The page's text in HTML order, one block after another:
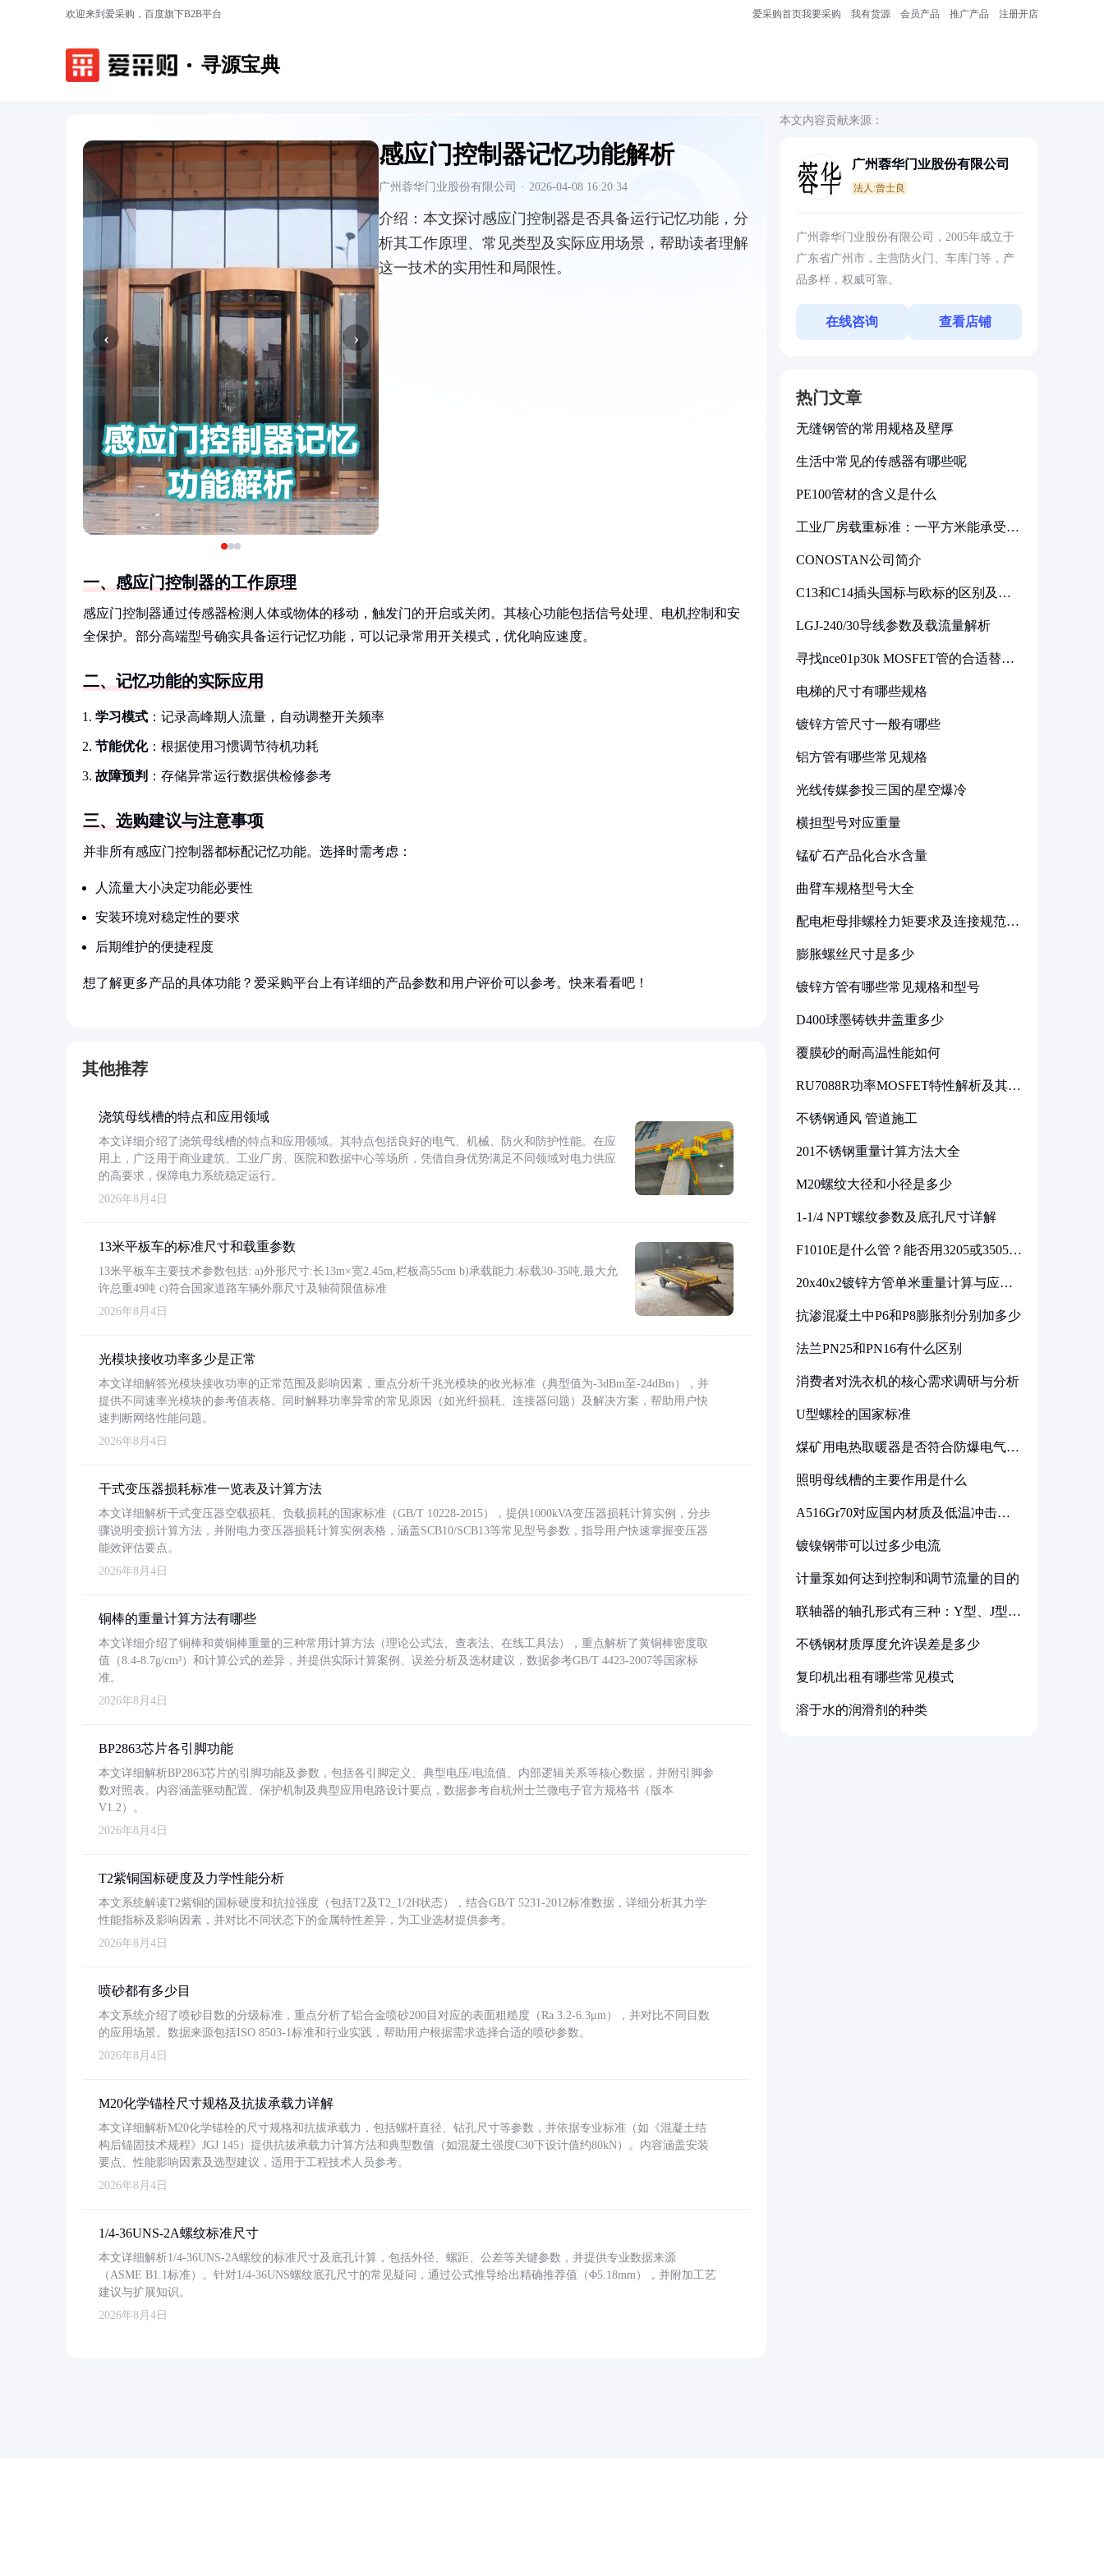
欢迎来到爱采购，百度旗下B2B平台 爱采购首页我要采购 我有货源 会员产品 推广产品 注册开店
寻源宝典
‹ ›
感应门控制器记忆功能解析
广州蓉华门业股份有限公司 · 2026-04-08 16:20:34
介绍： 本文探讨感应门控制器是否具备运行记忆功能，分
析其工作原理、常见类型及实际应用场景，帮助读者理解
这一技术的实用性和局限性。
一、感应门控制器的工作原理
感应门控制器通过传感器检测人体或物体的移动，触发门的开启或关闭。其核心功能包括信号处理、电机控制和安
全保护。部分高端型号确实具备运行记忆功能，可以记录常用开关模式，优化响应速度。
二、记忆功能的实际应用
学习模式 ：记录高峰期人流量，自动调整开关频率
节能优化：根据使用习惯调节待机功耗
故障预判 ：存储异常运行数据供检修参考
三、选购建议与注意事项
并非所有感应门控制器都标配记忆功能。选择时需考虑：
人流量大小决定功能必要性
安装环境对稳定性的要求
后期维护的便捷程度
想了解更多产品的具体功能？爱采购平台上有详细的产品参数和用户评价可以参考。快来看看吧！
其他推荐
浇筑母线槽的特点和应用领域
本文详细介绍了浇筑母线槽的特点和应用领域。其特点包括良好的电气、机械、防火和防护性能。在应
用上，广泛用于商业建筑、工业厂房、医院和数据中心等场所，凭借自身优势满足不同领域对电力供应
的高要求，保障电力系统稳定运行。
2026年8月4日
13米平板车的标准尺寸和载重参数
13米平板车主要技术参数包括: a)外形尺寸:长13m×宽2.45m,栏板高55cm b)承载能力:标载30-35吨,最大允
许总重49吨 c)符合国家道路车辆外廓尺寸及轴荷限值标准
2026年8月4日
光模块接收功率多少是正常
本文详细解答光模块接收功率的正常范围及影响因素，重点分析千兆光模块的收光标准（典型值为-3dBm至-24dBm），并
提供不同速率光模块的参考值表格。同时解释功率异常的常见原因（如光纤损耗、连接器问题）及解决方案，帮助用户快
速判断网络性能问题。
2026年8月4日
干式变压器损耗标准一览表及计算方法
本文详细解析干式变压器空载损耗、负载损耗的国家标准（GB/T 10228-2015），提供1000kVA变压器损耗计算实例，分步
骤说明变损计算方法，并附电力变压器损耗计算实例表格，涵盖SCB10/SCB13等常见型号参数，指导用户快速掌握变压器
能效评估要点。
2026年8月4日
铜棒的重量计算方法有哪些
本文详细介绍了铜棒和黄铜棒重量的三种常用计算方法（理论公式法、查表法、在线工具法），重点解析了黄铜棒密度取
值（8.4-8.7g/cm³）和计算公式的差异，并提供实际计算案例、误差分析及选材建议，数据参考GB/T 4423-2007等国家标
准。
2026年8月4日
BP2863芯片各引脚功能
本文详细解析BP2863芯片的引脚功能及参数，包括各引脚定义、典型电压/电流值、内部逻辑关系等核心数据，并附引脚参
数对照表。内容涵盖驱动配置、保护机制及典型应用电路设计要点，数据参考自杭州士兰微电子官方规格书（版本
V1.2）。
2026年8月4日
T2紫铜国标硬度及力学性能分析
本文系统解读T2紫铜的国标硬度和抗拉强度（包括T2及T2_1/2H状态），结合GB/T 5231-2012标准数据，详细分析其力学
性能指标及影响因素，并对比不同状态下的金属特性差异，为工业选材提供参考。
2026年8月4日
喷砂都有多少目
本文系统介绍了喷砂目数的分级标准，重点分析了铝合金喷砂200目对应的表面粗糙度（Ra 3.2-6.3μm），并对比不同目数
的应用场景。数据来源包括ISO 8503-1标准和行业实践，帮助用户根据需求选择合适的喷砂参数。
2026年8月4日
M20化学锚栓尺寸规格及抗拔承载力详解
本文详细解析M20化学锚栓的尺寸规格和抗拔承载力，包括螺杆直径、钻孔尺寸等参数，并依据专业标准（如《混凝土结
构后锚固技术规程》JGJ 145）提供抗拔承载力计算方法和典型数值（如混凝土强度C30下设计值约80kN）。内容涵盖安装
要点、性能影响因素及选型建议，适用于工程技术人员参考。
2026年8月4日
1/4-36UNS-2A螺纹标准尺寸
本文详细解析1/4-36UNS-2A螺纹的标准尺寸及底孔计算，包括外径、螺距、公差等关键参数，并提供专业数据来源
（ASME B1.1标准）。针对1/4-36UNS螺纹底孔尺寸的常见疑问，通过公式推导给出精确推荐值（Φ5.18mm），并附加工艺
建议与扩展知识。
2026年8月4日
本文内容贡献来源：
广州蓉华门业股份有限公司
法人:曾士良
广州蓉华门业股份有限公司，2005年成立于
广东省广州市，主营防火门、车库门等，产
品多样，权威可靠。
在线咨询 查看店铺
热门文章
无缝钢管的常用规格及壁厚
生活中常见的传感器有哪些呢
PE100管材的含义是什么
工业厂房载重标准：一平方米能承受多
CONOSTAN公司简介
C13和C14插头国标与欧标的区别及其
LGJ-240/30导线参数及载流量解析
寻找nce01p30k MOSFET管的合适替代
电梯的尺寸有哪些规格
镀锌方管尺寸一般有哪些
铝方管有哪些常见规格
光线传媒参投三国的星空爆冷
横担型号对应重量
锰矿石产品化合水含量
曲臂车规格型号大全
配电柜母排螺栓力矩要求及连接规范详
膨胀螺丝尺寸是多少
镀锌方管有哪些常见规格和型号
D400球墨铸铁井盖重多少
覆膜砂的耐高温性能如何
RU7088R功率MOSFET特性解析及其在
不锈钢通风 管道施工
201不锈钢重量计算方法大全
M20螺纹大径和小径是多少
1-1/4 NPT螺纹参数及底孔尺寸详解
F1010E是什么管？能否用3205或3505代
20x40x2镀锌方管单米重量计算与应用
抗渗混凝土中P6和P8膨胀剂分别加多少
法兰PN25和PN16有什么区别
消费者对洗衣机的核心需求调研与分析
U型螺栓的国家标准
煤矿用电热取暖器是否符合防爆电气设
照明母线槽的主要作用是什么
A516Gr70对应国内材质及低温冲击要
镀镍钢带可以过多少电流
计量泵如何达到控制和调节流量的目的
联轴器的轴孔形式有三种：Y型、J型、
不锈钢材质厚度允许误差是多少
复印机出租有哪些常见模式
溶于水的润滑剂的种类